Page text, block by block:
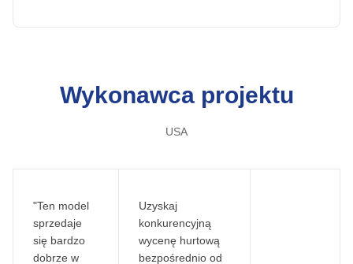
Wykonawca projektu
USA
"Ten model
sprzedaje
się bardzo
dobrze w
Uzyskaj
konkurencyjną
wycenę hurtową
bezpośrednio od